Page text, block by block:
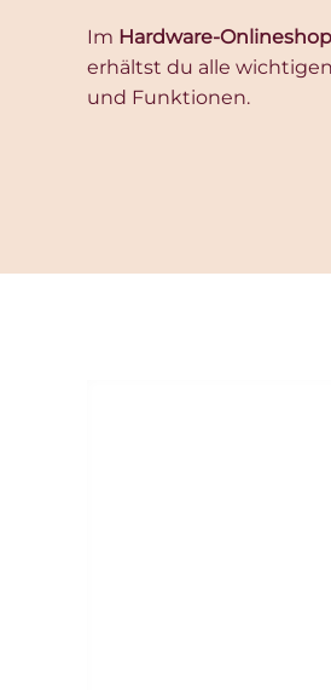
Im Hardware-Onlineshop
erhältst du alle
und Funktionen.